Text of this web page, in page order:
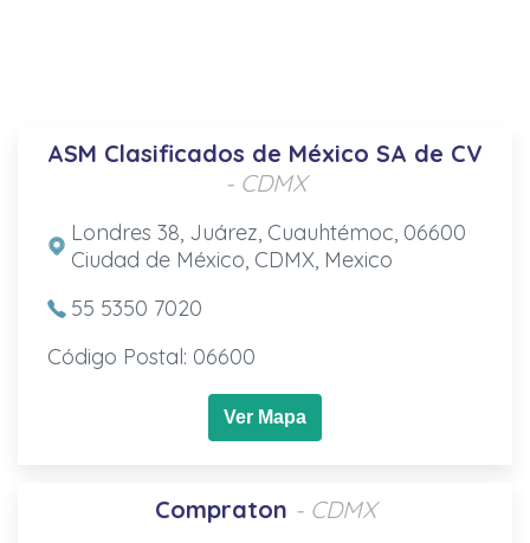
ASM Clasificados de México SA de CV
- CDMX
Londres 38, Juárez, Cuauhtémoc, 06600
Ciudad de México, CDMX, Mexico
55 5350 7020
Código Postal: 06600
Ver Mapa
Compraton - CDMX